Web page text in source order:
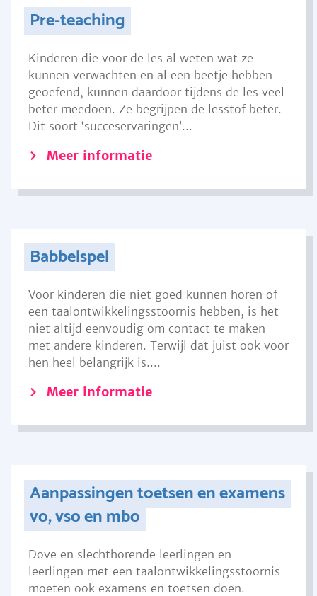
Pre-teaching
Kinderen die voor de les al weten wat ze
kunnen verwachten en al een beetje hebben
geoefend, kunnen daardoor tijdens de les veel
beter meedoen. Ze begrijpen de lesstof beter.
Dit soort ‘succeservaringen’...
Meer informatie
Babbelspel
Voor kinderen die niet goed kunnen horen of
een taalontwikkelingsstoornis hebben, is het
niet altijd eenvoudig om contact te maken
met andere kinderen. Terwijl dat juist ook voor
hen heel belangrijk is....
Meer informatie
Aanpassingen toetsen en examens
vo, vso en mbo
Dove en slechthorende leerlingen en
leerlingen met een taalontwikkelingsstoornis
moeten ook examens en toetsen doen.